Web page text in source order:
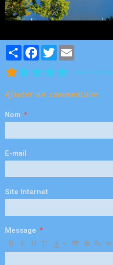
PartagerFacebook
Twitter
1 vote. Moyenne
Ajouter un commentaire
Nom
E-mail
Site Internet
Message